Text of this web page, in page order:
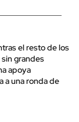
el resto de los
grandes
apoya
a una ronda de